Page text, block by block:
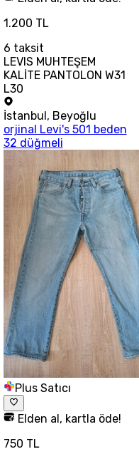
1.200 TL
6 taksit
LEVIS MUHTEŞEM
KALİTE PANTOLON W31
L30
İstanbul , Beyoğlu
orjinal Levi's 501 beden
32 düğmeli
Plus Satıcı
Elden al, kartla öde!
750 TL